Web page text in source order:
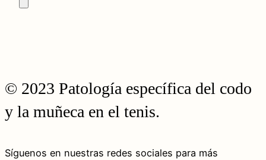
© 2023 Patología específica del codo
y la muñeca en el tenis.
Síguenos en nuestras redes sociales para más